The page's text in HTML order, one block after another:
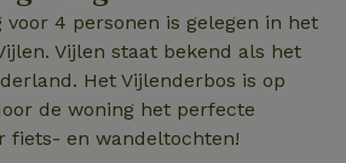
is gelegen in het
Vijlen staat bekend als het
Het Vijlenderbos is op
fiets- en wandeltochten!